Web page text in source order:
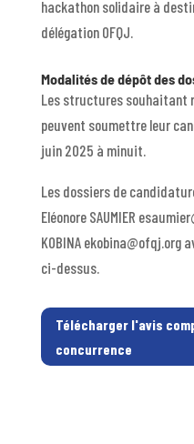
hackathon solidaire à
délégation OFQJ.
Modalités de dépôt des
Les structures souhaitant
peuvent soumettre leur
juin 2025 à minuit.
Les dossiers de
Eléonore SAUMIER
KOBINA ekobina@ofqj.org
ci-dessus.
Télécharger l'avis
concurrence